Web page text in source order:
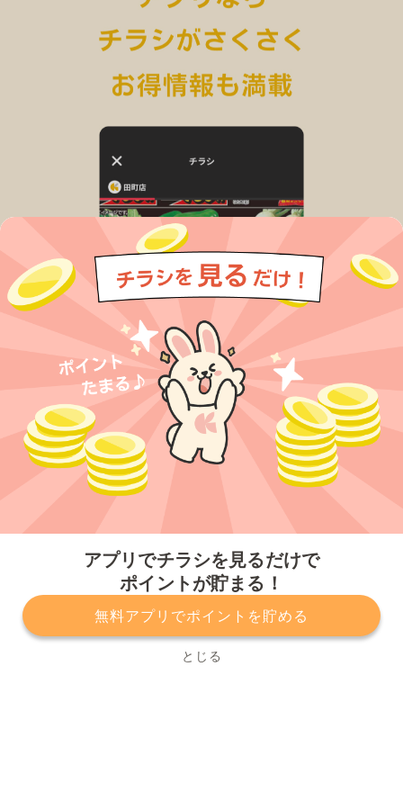
アプリでチラシを見るだけで
ポイントが貯まる！
無料アプリでポイントを貯める
とじる
プライバシーポリシー 利用規約
運営会社
サービスに関してのお問い合わせ